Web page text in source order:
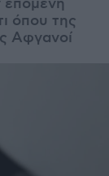
όπου της
Αφγανοί